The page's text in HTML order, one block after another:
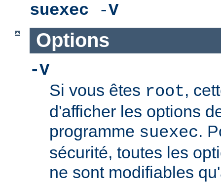
suexec -V
Options
-V
Si vous êtes root,
d'afficher les options
programme suexec.
sécurité, toutes les
ne sont modifiables